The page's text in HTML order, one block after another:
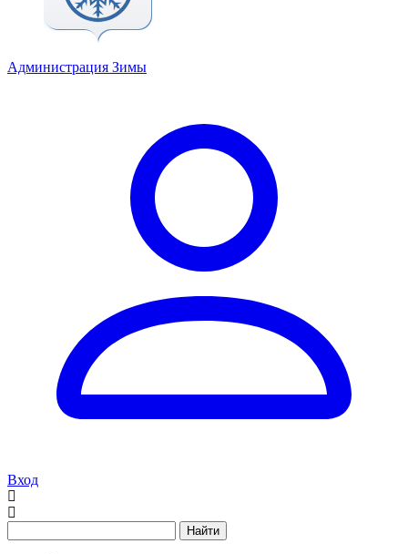
Администрация Зимы
Вход
Найти